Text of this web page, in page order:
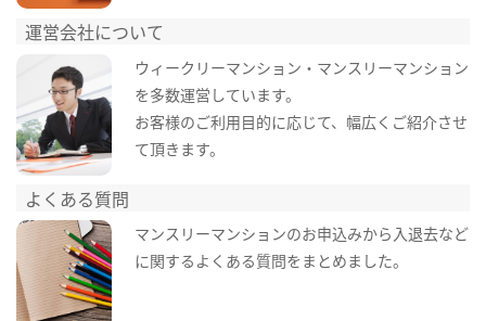
運営会社について
ウィークリーマンション・マンスリーマンション
を多数運営しています。
お客様のご利用目的に応じて、幅広くご紹介させ
て頂きます。
よくある質問
マンスリーマンションのお申込みから入退去など
に関するよくある質問をまとめました。